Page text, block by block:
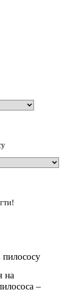
пилососу
на
–